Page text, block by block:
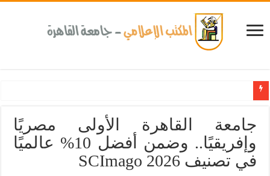
جامعة القاهرة الأولى مصريًا
وإفريقيًا.. وضمن أفضل 10% عالميًا
في تصنيف SCImago 2026‎